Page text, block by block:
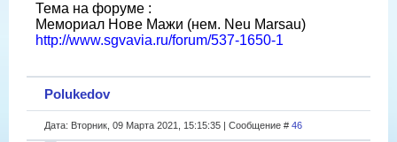
Тема на форуме :
Мемориал Нове Мажи (нем. Neu Marsau)
http://www.sgvavia.ru/forum/537-1650-1
Polukedov
Дата: Вторник, 09 Марта 2021, 15:15:35 | Сообщение # 46